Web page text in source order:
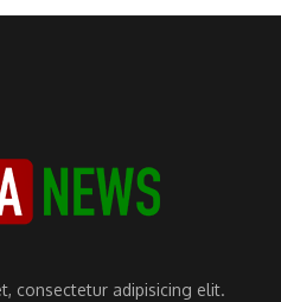
consectetur adipisicing elit.